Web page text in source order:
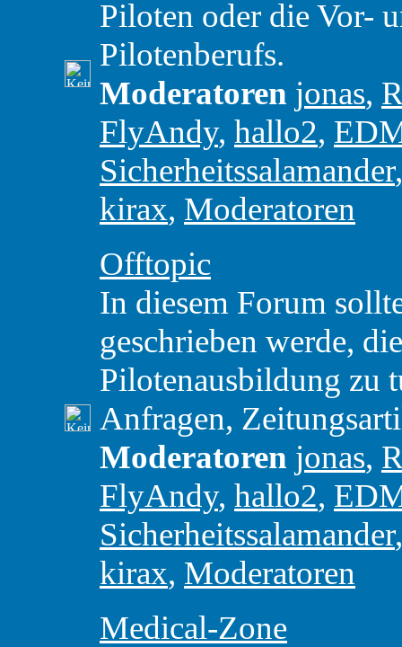
Piloten oder die Vor-
Pilotenberufs.
Moderatoren jonas,
FlyAndy, hallo2,
Sicherheitssalamander
kirax, Moderatoren
Offtopic
In diesem Forum
geschrieben werde,
Pilotenausbildung zu
Anfragen,
Moderatoren jonas,
FlyAndy, hallo2,
Sicherheitssalamander
kirax, Moderatoren
Medical-Zone